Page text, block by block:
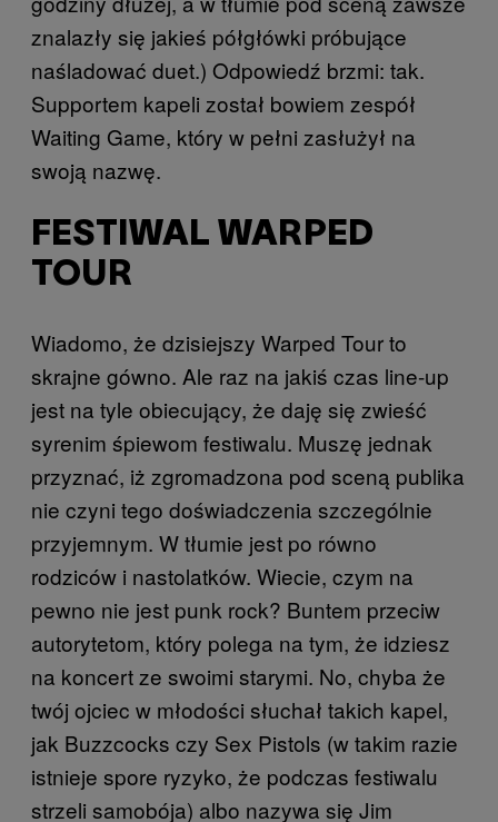
znalazły się jakieś półgłówki próbujące
naśladować duet.) Odpowiedź brzmi: tak.
Supportem kapeli został bowiem zespół
Waiting Game, który w pełni zasłużył na
swoją nazwę.
FESTIWAL WARPED
TOUR
Wiadomo, że dzisiejszy Warped Tour to
skrajne gówno. Ale raz na jakiś czas line-up
jest na tyle obiecujący, że daję się zwieść
syrenim śpiewom festiwalu. Muszę jednak
przyznać, iż zgromadzona pod sceną publika
nie czyni tego doświadczenia szczególnie
przyjemnym. W tłumie jest po równo
rodziców i nastolatków. Wiecie, czym na
pewno nie jest punk rock? Buntem przeciw
autorytetom, który polega na tym, że idziesz
na koncert ze swoimi starymi. No, chyba że
twój ojciec w młodości słuchał takich kapel,
jak Buzzcocks czy Sex Pistols (w takim razie
istnieje spore ryzyko, że podczas festiwalu
strzeli samobója) albo nazywa się Jim